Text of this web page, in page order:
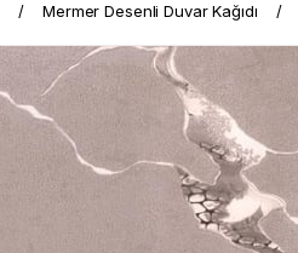
Mermer Desenli Duvar Kağıdı